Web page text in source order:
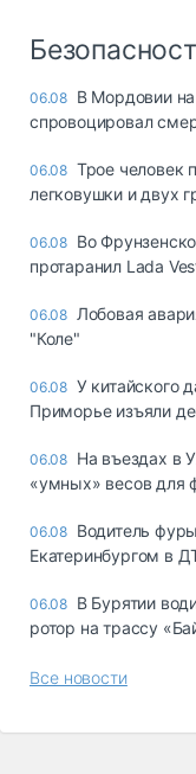
06.08 В Мордовии
спровоцировал
06.08 Трое человек
легковушки и двух
06.08 Во
протаранил Lada
06.08 Лобовая
"Коле"
06.08 У китайского
Приморье изъяли
06.08 Ha въeздax в
«yмныx» вecoв для
06.08 Водитель
Екатеринбургом в
06.08 В Бурятии
ротор на трассу
Все новости